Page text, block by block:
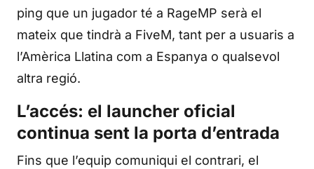
ping que un jugador té a RageMP serà el
mateix que tindrà a FiveM, tant per a usuaris a
l’Amèrica Llatina com a Espanya o qualsevol
altra regió.
L’accés: el launcher oficial
continua sent la porta d’entrada
Fins que l’equip comuniqui el contrari, el